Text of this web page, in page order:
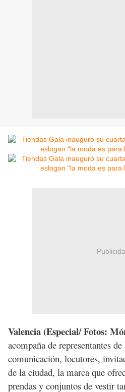
Valencia (Especial/ Fotos:
acompaña de representantes
comunicación, locutores,
de la ciudad, la marca que
prendas y conjuntos de vestir